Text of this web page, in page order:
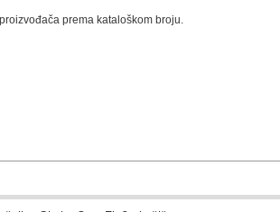
prema kataloškom broju.